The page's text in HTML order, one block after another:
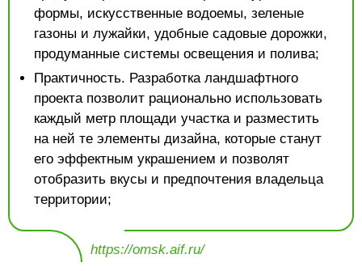
формы, искусственные водоемы, зеленые
газоны и лужайки, удобные садовые дорожки,
продуманные системы освещения и полива;
Практичность. Разработка ландшафтного
проекта позволит рационально использовать
каждый метр площади участка и разместить
на ней те элементы дизайна, которые станут
его эффектным украшением и позволят
отобразить вкусы и предпочтения владельца
территории;
https://omsk.aif.ru/